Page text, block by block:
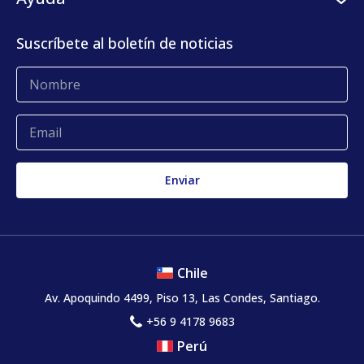
KLog Fulfillment
Glosario
Quejas y reclamos
Suscríbete al boletín de noticias
Chile
Av. Apoquindo 4499, Piso 13, Las Condes, Santiago.
+56 9 4178 9683
Perú